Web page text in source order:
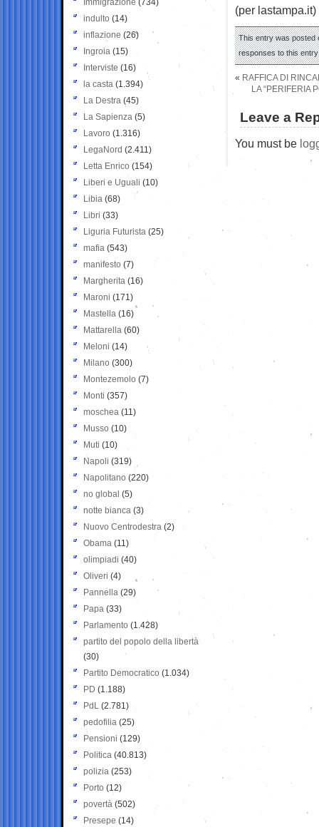
(per lastampa.it)
This entry was posted
responses to this
« RAFFICA DI
LA “PERIFERIA
Leave a
You must be
Immigrazione (734)
indulto (14)
inflazione (26)
Ingroia (15)
Interviste (16)
la casta (1.394)
La Destra (45)
La Sapienza (5)
Lavoro (1.316)
LegaNord (2.411)
Letta Enrico (154)
Liberi e Uguali (10)
Libia (68)
Libri (33)
Liguria Futurista (25)
mafia (543)
manifesto (7)
Margherita (16)
Maroni (171)
Mastella (16)
Mattarella (60)
Meloni (14)
Milano (300)
Montezemolo (7)
Monti (357)
moschea (11)
Musso (10)
Muti (10)
Napoli (319)
Napolitano (220)
no global (5)
notte bianca (3)
Nuovo Centrodestra (2)
Obama (11)
olimpiadi (40)
Oliveri (4)
Pannella (29)
Papa (33)
Parlamento (1.428)
partito del popolo della libertà
(30)
Partito Democratico (1.034)
PD (1.188)
PdL (2.781)
pedofilia (25)
Pensioni (129)
Politica (40.813)
polizia (253)
Porto (12)
povertà (502)
Presepe (14)